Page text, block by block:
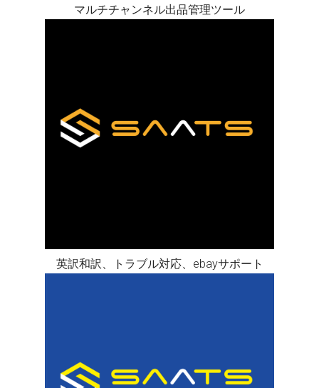
マルチチャンネル出品管理ツール
英訳和訳、トラブル対応、ebayサポート